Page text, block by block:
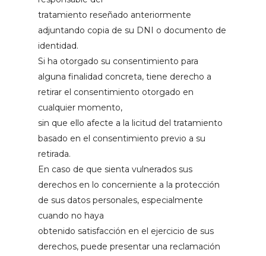
tratamiento reseñado anteriormente
adjuntando copia de su DNI o documento de
identidad.
Si ha otorgado su consentimiento para
alguna finalidad concreta, tiene derecho a
retirar el consentimiento otorgado en
cualquier momento,
sin que ello afecte a la licitud del tratamiento
basado en el consentimiento previo a su
retirada.
En caso de que sienta vulnerados sus
derechos en lo concerniente a la protección
de sus datos personales, especialmente
cuando no haya
obtenido satisfacción en el ejercicio de sus
derechos, puede presentar una reclamación